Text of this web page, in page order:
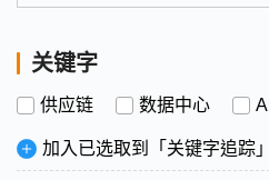
关键字
供应链 数据中心 AI
加入已选取到「关键字追踪」